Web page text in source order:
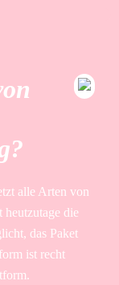
alle Arten von
heutzutage die
das Paket
ist recht